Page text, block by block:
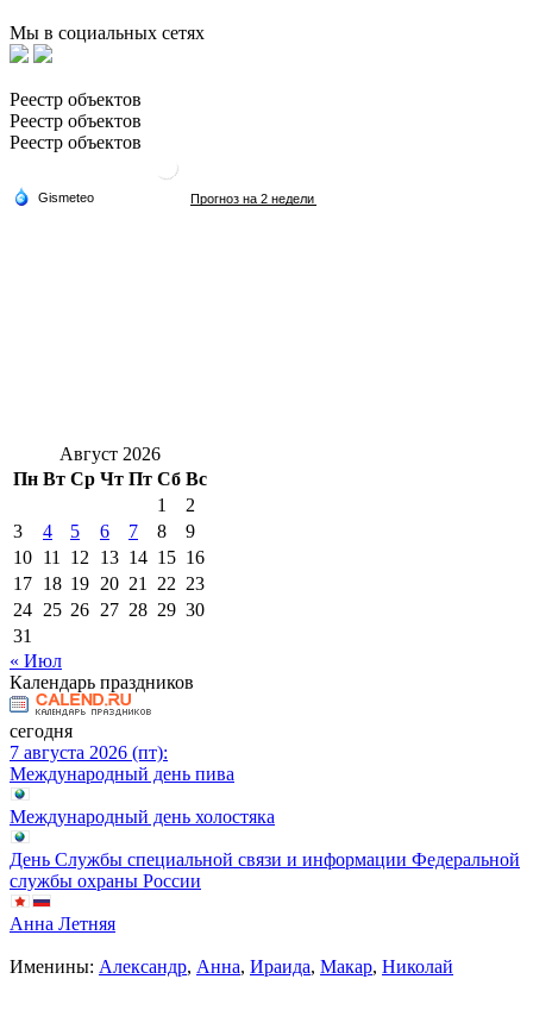
Мы в социальных сетях
Реестр объектов
Реестр объектов
Реестр объектов
Август 2026
Пн Вт Ср Чт Пт Сб Вс
1
2
3
4 5 6 7 8
9
10 11 12 13 14 15 16
17 18 19 20 21 22 23
24 25 26 27 28 29 30
31
« Июл
Календарь праздников
сегодня
7 августа 2026 (пт):
Международный день пива
Международный день холостяка
День Службы специальной связи и информации Федеральной
службы охраны России
Анна Летняя
Именины: Александр, Анна, Ираида, Макар, Николай